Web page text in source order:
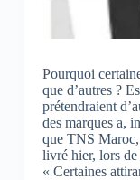
Pourquoi
que d’autres ?
prétendraient
des marques a,
que TNS Maroc,
livré hier, lors de
« Certaines